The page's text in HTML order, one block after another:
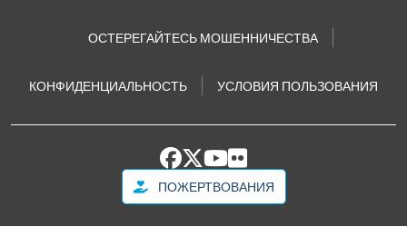
ОСТЕРЕГАЙТЕСЬ МОШЕННИЧЕСТВА
КОНФИДЕНЦИАЛЬНОСТЬ УСЛОВИЯ ПОЛЬЗОВАНИЯ
ПОЖЕРТВОВАНИЯ